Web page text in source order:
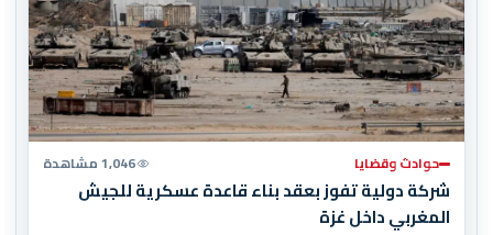
حوادث وقضايا 1,046 مشاهدة
شركة دولية تفوز بعقد بناء قاعدة عسكرية للجيش
المغربي داخل غزة